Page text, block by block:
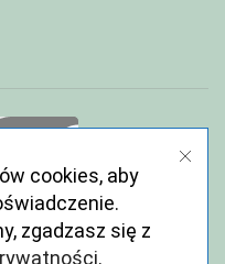
cookies, aby
zgadzasz się z
.